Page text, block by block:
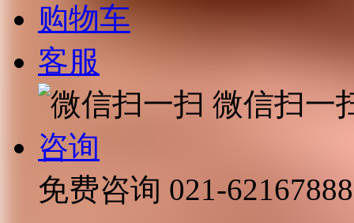
购物车
客服
微信扫一
咨询
免费咨询 021-62167888